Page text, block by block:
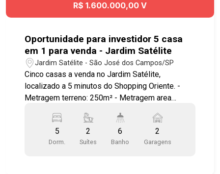
R$ 1.600.000,00 V
Oportunidade para investidor 5 casa
em 1 para venda - Jardim Satélite
Jardim Satélite - São José dos Campos/SP
Cinco casas a venda no Jardim Satélite,
localizado a 5 minutos do Shopping Oriente. -
Metragem terreno: 250m² - Metragem area
Casa 2 (embaixo da casa 1 - acesso separado):
60m² Casa 3 (embaixo da casa 1 - acesso
separado): 40m² Casa 4 (embaixo da casa 1 -
5
Dorm.
2
Suítes
6
Banho
2
Garagens